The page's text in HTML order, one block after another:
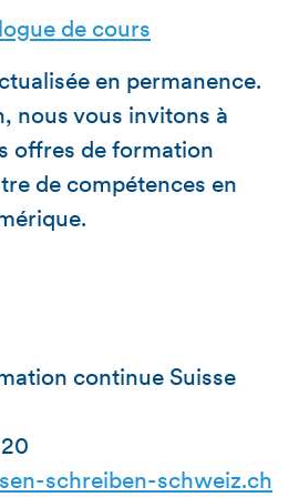
de cours
en permanence.
nous vous invitons à
offres de formation
de compétences en
continue Suisse
schreiben-schweiz.ch